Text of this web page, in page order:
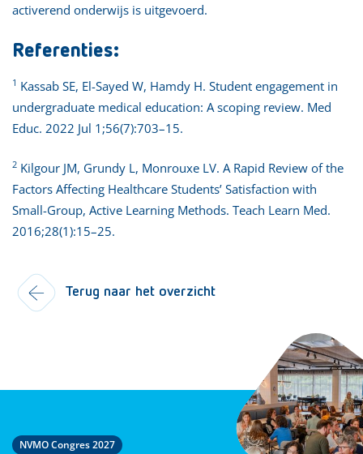
activerend onderwijs is uitgevoerd.
Referenties:
1 Kassab SE, El-Sayed W, Hamdy H. Student engagement in
undergraduate medical education: A scoping review. Med
Educ. 2022 Jul 1;56(7):703–15.
2 Kilgour JM, Grundy L, Monrouxe LV. A Rapid Review of the
Factors Affecting Healthcare Students’ Satisfaction with
Small-Group, Active Learning Methods. Teach Learn Med.
2016;28(1):15–25.
Terug naar het overzicht
NVMO Congres 2027